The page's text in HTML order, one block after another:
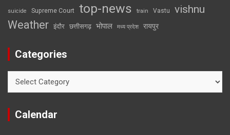
suicide Supreme Court top-news train Vastu vishnu
Weather इंदौर छत्तीसगढ़ भोपाल मध्य प्रदेश रायपुर
Categories
Calendar